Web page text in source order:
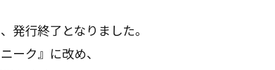
発行終了となりました。
ーク』に改め、